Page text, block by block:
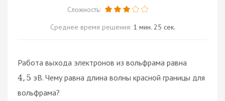
Сложность:
Среднее время решения: 1 мин. 25 сек.
Работа выхода электронов из вольфрама равна
4, 5 эВ. Чему равна длина волны красной границы для
вольфрама?